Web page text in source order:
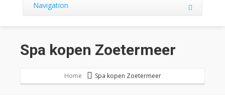
Navigation
Spa kopen Zoetermeer
Home Spa kopen Zoetermeer